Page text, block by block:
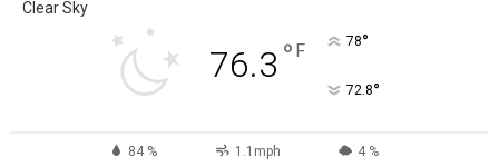
Clear Sky
76.3 ° F 78°
72.8°
84 % 1.1mph 4 %